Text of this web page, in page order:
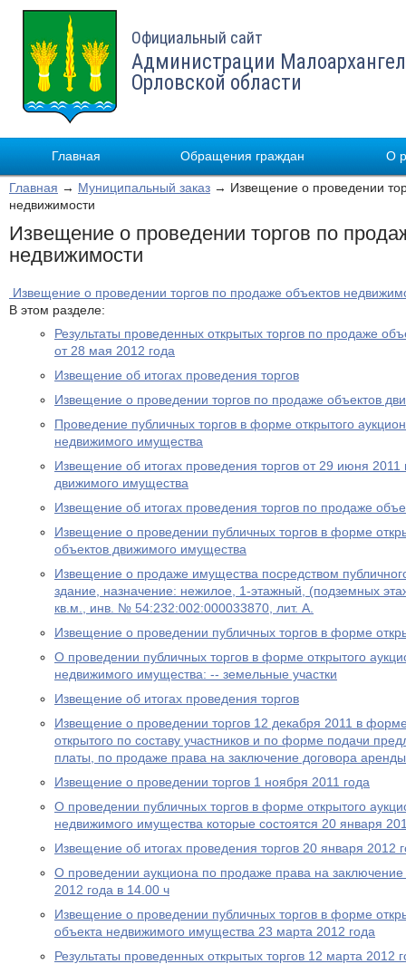
Официальный сайт
Администрации
Орловской области
Главная Обращения граждан О
Главная → Муниципальный заказ → Извещение о проведении
недвижимости
Извещение о проведении торгов по
недвижимости
Извещение о проведении торгов по продаже объектов
В этом разделе:
Результаты проведенных открытых торгов по продаже
от 28 мая 2012 года
Извещение об итогах проведения торгов
Извещение о проведении торгов по продаже объектов
Проведение публичных торгов в форме открытого
недвижимого имущества
Извещение об итогах проведения торгов от 29 июня 2011
движимого имущества
Извещение об итогах проведения торгов по продаже
Извещение о проведении публичных торгов в форме
объектов движимого имущества
Извещение о продаже имущества посредством
здание, назначение: нежилое, 1-этажный, (подземных
кв.м., инв. № 54:232:002:000033870, лит. А.
Извещение о проведении публичных торгов в форме
О проведении публичных торгов в форме открытого
недвижимого имущества: -- земельные участки
Извещение об итогах проведения торгов
Извещение о проведении торгов 12 декабря 2011 в
открытого по составу участников и по форме подачи
платы, по продаже права на заключение договора аренды
Извещение о проведении торгов 1 ноября 2011 года
О проведении публичных торгов в форме открытого
недвижимого имущества которые состоятся 20 января
Извещение об итогах проведения торгов 20 января 2012
О проведении аукциона по продаже права на
2012 года в 14.00 ч
Извещение о проведении публичных торгов в форме
объекта недвижимого имущества 23 марта 2012 года
Результаты проведенных открытых торгов 12 марта 2012